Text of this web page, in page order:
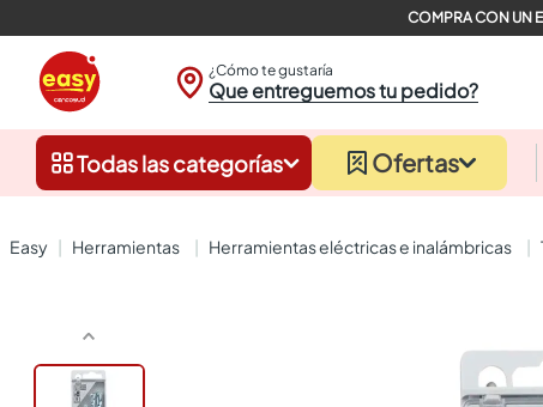
¿Cómo te gustaría
Que entreguemos tu pedido?
Todas las categorías Ofertas
herramientas herramientas eléctricas e inalámbricas